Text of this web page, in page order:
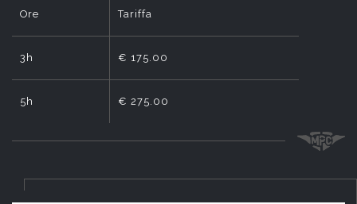
Ore Tariffa
3h € 175.00
5h € 275.00